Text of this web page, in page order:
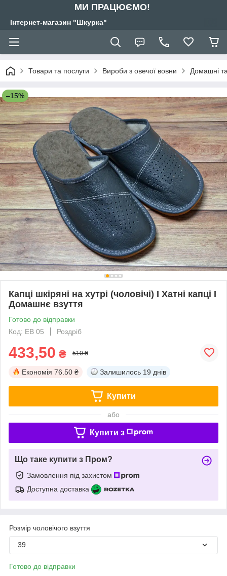
МИ ПРАЦЮЄМО!
Інтернет-магазин "Шкурка"
Товари та послуги Вироби з овечої вовни Домашні
–15%
Капці шкіряні на хутрі (чоловічі) I Хатні капці I
Домашнє взуття
Готово до відправки
Код: ЕВ 05
Роздріб
433,50 ₴ 510 ₴
Економія 76.50 ₴ Залишилось 19 днів
Купити
або
Купити з
Що таке купити з Пром?
Замовлення під захистом
Доступна доставка
Розмір чоловічого взуття
39
Готово до відправки